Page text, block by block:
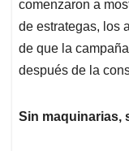
comenzaron a
de estrategas, los
de que la
después de la
Sin maquinarias,